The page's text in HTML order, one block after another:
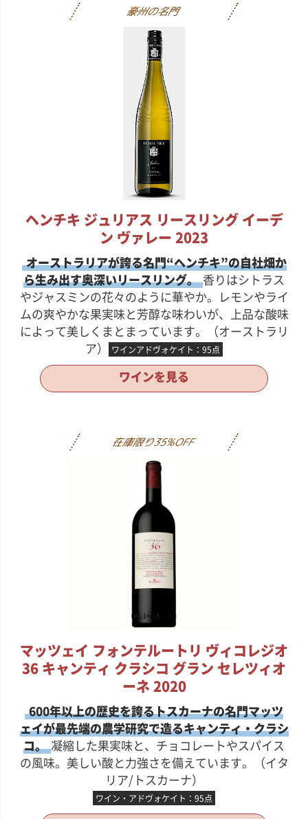
ヘンチキ ジュリアス リースリング イーデ
ン ヴァレー 2023
オーストラリアが誇る名門“ヘンチキ”の自社畑か
ら生み出す奥深いリースリング。 香りはシトラス
やジャスミンの花々のように華やか。レモンやライ
ムの爽やかな果実味と芳醇な味わいが、上品な酸味
によって美しくまとまっています。（オーストラリ
ア）
ワインアドヴォケイト：95点
ワインを見る
マッツェイ フォンテルートリ ヴィコレジオ
36 キャンティ クラシコ グラン セレツィオ
ーネ 2020
600年以上の歴史を誇るトスカーナの名門マッツ
ェイが最先端の農学研究で造るキャンティ・クラシ
コ。 凝縮した果実味と、チョコレートやスパイス
の風味。美しい酸と力強さを備えています。（イタ
リア/トスカーナ）
ワイン・アドヴォケイト：95点